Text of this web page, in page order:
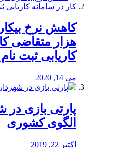
هزار متقاضی
کاریابی ثبت
می 14, 2020
پارتی بازی در
الگوی کشوری
اکتبر 22, 2019